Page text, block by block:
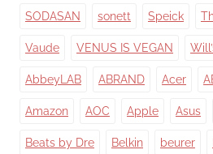
SODASAN sonett Speick
Vaude VENUS IS VEGAN
AbbeyLAB ABRAND Acer
Amazon AOC Apple Asus
Beats by Dre Belkin beurer